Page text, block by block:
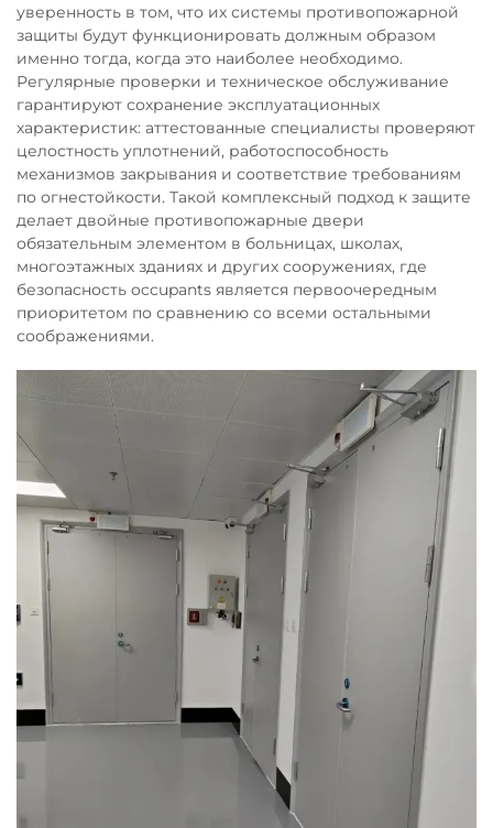
уверенность в том, что их системы противопожарной
защиты будут функционировать должным образом
именно тогда, когда это наиболее необходимо.
Регулярные проверки и техническое обслуживание
гарантируют сохранение эксплуатационных
характеристик: аттестованные специалисты проверяют
целостность уплотнений, работоспособность
механизмов закрывания и соответствие требованиям
по огнестойкости. Такой комплексный подход к защите
делает двойные противопожарные двери
обязательным элементом в больницах, школах,
многоэтажных зданиях и других сооружениях, где
безопасность occupants является первоочередным
приоритетом по сравнению со всеми остальными
соображениями.